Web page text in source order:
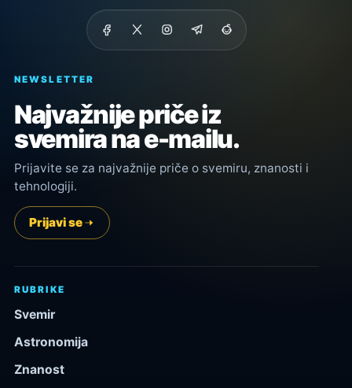
NEWSLETTER
Najvažnije priče iz
svemira na e-mailu.
Prijavite se za najvažnije priče o svemiru, znanosti i
tehnologiji.
Prijavi se
RUBRIKE
Svemir
Astronomija
Znanost